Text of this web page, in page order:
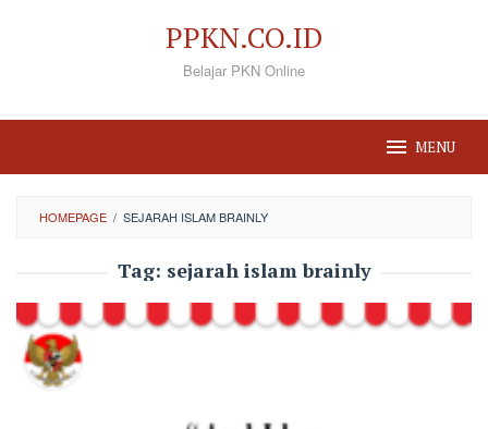
PPKN.CO.ID
Belajar PKN Online
MENU
HOMEPAGE / SEJARAH ISLAM BRAINLY
Tag: sejarah islam brainly